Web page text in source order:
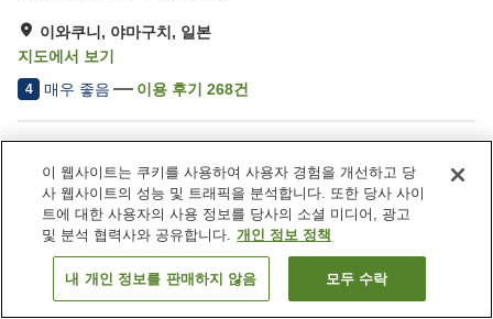
이와쿠니, 야마구치, 일본
지도에서 보기
4 매우 좋음 이용 후기 268건
주차장
스파 / 미용실
레스토랑
자동판매기
객실 보기
이 웹사이트는 쿠키를 사용하여 사용자 경험을 개선하고 당
사 웹사이트의 성능 및 트래픽을 분석합니다. 또한 당사 사이
트에 대한 사용자의 사용 정보를 당사의 소셜 미디어, 광고
및 분석 협력사와 공유합니다. 개인 정보 정책
내 개인 정보를 판매하지 않음 모두 수락